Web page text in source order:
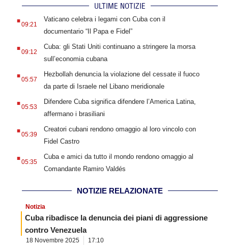
ULTIME NOTIZIE
.09:21
Vaticano celebra i legami con Cuba con il
documentario “Il Papa e Fidel”
.09:12
Cuba: gli Stati Uniti continuano a stringere la morsa
sull’economia cubana
.05:57
Hezbollah denuncia la violazione del cessate il fuoco
da parte di Israele nel Libano meridionale
.05:53
Difendere Cuba significa difendere l’America Latina,
affermano i brasiliani
.05:39
Creatori cubani rendono omaggio al loro vincolo con
Fidel Castro
.05:35
Cuba e amici da tutto il mondo rendono omaggio al
Comandante Ramiro Valdés
NOTIZIE RELAZIONATE
Notizia
Cuba ribadisce la denuncia dei piani di aggressione
contro Venezuela
18 Novembre 2025 17:10